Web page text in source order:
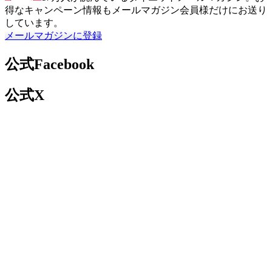
得なキャンペーン情報もメールマガジン会員様だけにお送り
しています。
メールマガジンに登録
公式Facebook
公式X